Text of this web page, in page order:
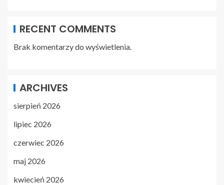
RECENT COMMENTS
Brak komentarzy do wyświetlenia.
ARCHIVES
sierpień 2026
lipiec 2026
czerwiec 2026
maj 2026
kwiecień 2026